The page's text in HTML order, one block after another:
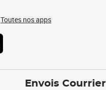
Toutes nos apps
Envois Courrier